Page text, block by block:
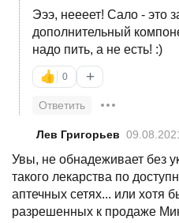
Эээ, неееет! Сало - это
дополнительный
надо пить, а не есть! :)
👍 0 +
Ответить
Лев Григорьев
Увы, не обнадеживает без
такого лекарства по
аптечных сетях... или хотя
разрешенных к продаже